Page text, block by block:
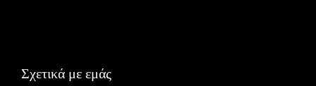
Σχετικά με εμάς